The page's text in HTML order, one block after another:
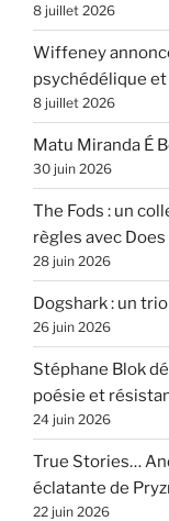
8 juillet 2026
Wiffeney
psychédélique
8 juillet 2026
Matu Miranda É
30 juin 2026
The Fods : un
règles avec
28 juin 2026
Dogshark : un
26 juin 2026
Stéphane Blok
poésie et
24 juin 2026
True Stories…
éclatante de
22 juin 2026